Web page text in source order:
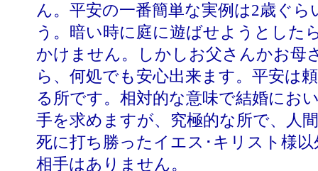
ん。平安の一番簡単な実例は2歳ぐら
う。暗い時に庭に遊ばせようとした
かけません。しかしお父さんかお母
ら、何処でも安心出来ます。平安は
る所です。相対的な意味で結婚にお
手を求めますが、究極的な所で、人
死に打ち勝ったイエス･キリスト様
相手はありません。